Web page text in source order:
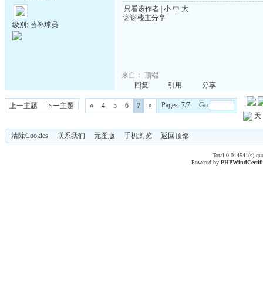
级别: 替补球员
只看该作者 小 中 大
谢谢楼主分享
来自： 顶端
回复
引用 分享
上一主题 下一主题 « 4 5 6 7 »
Pages: 7/7 Go
天
清除Cookies 联系我们 无图版 手机浏览 返回顶部
Total 0.014541(s)
Powered byPHPWind